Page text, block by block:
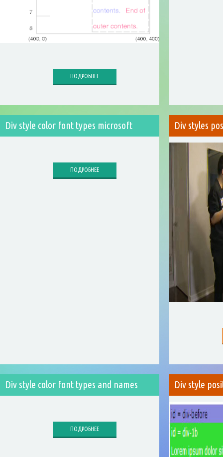
ПОДРОБНЕЕ
Div style color font types microsoft
ПОДРОБНЕЕ
Div styles
Div style color font types and names
ПОДРОБНЕЕ
Div style